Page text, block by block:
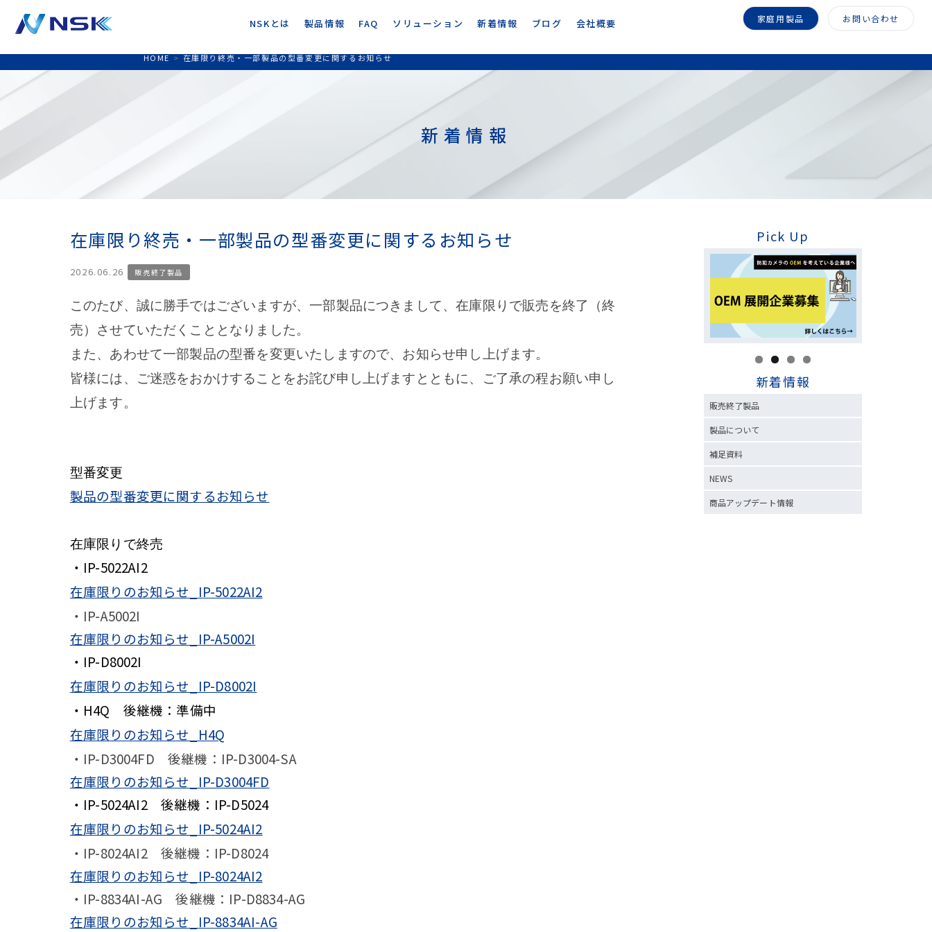
NSKとは 製品情報 FAQ ソリューション 新着情報 ブログ 会社概要 家庭用製品 お問い合わせ
HOME > 在庫限り終売・一部製品の型番変更に関するお知らせ
新着情報
在庫限り終売・一部製品の型番変更に関するお知らせ
2026.06.26 販売終了製品
このたび、誠に勝手ではございますが、一部製品につきまして、在庫限りで販売を終了（終
売）させていただくこととなりました。
また、あわせて一部製品の型番を変更いたしますので、お知らせ申し上げます。
皆様には、ご迷惑をおかけすることをお詫び申し上げますとともに、ご了承の程お願い申し
上げます。
型番変更
製品の型番変更に関するお知らせ
在庫限りで終売
・IP-5022AI2
在庫限りのお知らせ_IP-5022AI2
・IP-A5002I
在庫限りのお知らせ_IP-A5002I
・IP-D8002I
在庫限りのお知らせ_IP-D8002I
・H4Q 後継機：準備中
在庫限りのお知らせ_H4Q
・IP-D3004FD 後継機：IP-D3004-SA
在庫限りのお知らせ_IP-D3004FD
・IP-5024AI2 後継機：IP-D5024
在庫限りのお知らせ_IP-5024AI2
・IP-8024AI2 後継機：IP-D8024
在庫限りのお知らせ_IP-8024AI2
・IP-8834AI-AG 後継機：IP-D8834-AG
在庫限りのお知らせ_IP-8834AI-AG
Pick Up
新着情報
販売終了製品
製品について
補足資料
NEWS
商品アップデート情報